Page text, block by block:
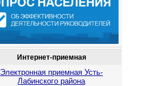
Интернет-приемная
Электронная приемная Усть-
Лабинского района